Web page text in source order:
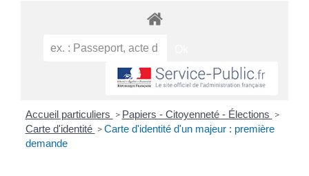
Accueil particuliers > Papiers - Citoyenneté - Élections >
Carte d'identité > Carte d'identité d'un majeur : première
demande